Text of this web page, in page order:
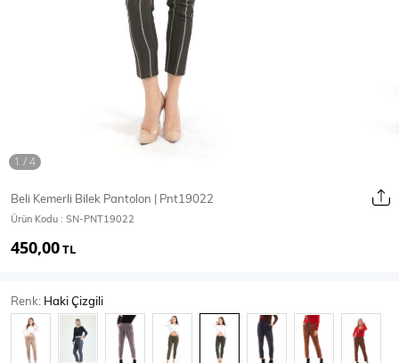
Mont & Kaban
T-Shirt
Beli Kemerli Bilek Pantolon | Pnt19022
Ürün Kodu : SN-PNT19022
450,00TL
Renk: Haki Çizgili